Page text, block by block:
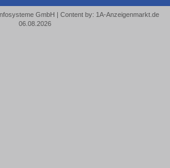
GmbH | Content by: 1A-Anzeigenmarkt.de
06.08.2026